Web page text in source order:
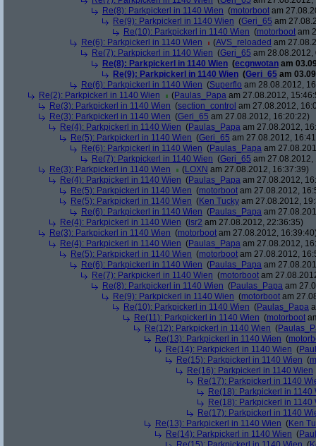
Re(8): Parkpickerl in 1140 Wien (motorboot am
Re(9): Parkpickerl in 1140 Wien (Geri_65 am
Re(10): Parkpickerl in 1140 Wien (motorboot am
Re(6): Parkpickerl in 1140 Wien
(AVS_reloaded am
Re(7): Parkpickerl in 1140 Wien (Geri_65 am 28.08.2012,
Re(8): Parkpickerl in 1140 Wien (ecgnwotan am
Re(9): Parkpickerl in 1140 Wien (Geri_65 am
Re(6): Parkpickerl in 1140 Wien (Superflo am 28.08.2012,
Re(2): Parkpickerl in 1140 Wien
(Paulas_Papa am 27.08.2012,
Re(3): Parkpickerl in 1140 Wien (section_control am 27.08.2012,
Re(3): Parkpickerl in 1140 Wien (Geri_65 am 27.08.2012, 16:20:22)
Re(4): Parkpickerl in 1140 Wien (Paulas_Papa am 27.08.2012,
Re(5): Parkpickerl in 1140 Wien (Geri_65 am 27.08.2012,
Re(6): Parkpickerl in 1140 Wien (Paulas_Papa am
Re(7): Parkpickerl in 1140 Wien (Geri_65 am 27.08.2012,
Re(3): Parkpickerl in 1140 Wien
(LOXN am 27.08.2012, 16:37:39)
Re(4): Parkpickerl in 1140 Wien (Paulas_Papa am 27.08.2012,
Re(5): Parkpickerl in 1140 Wien (motorboot am 27.08.2012,
Re(5): Parkpickerl in 1140 Wien (Ken Tucky am 27.08.2012,
Re(6): Parkpickerl in 1140 Wien (Paulas_Papa am
Re(4): Parkpickerl in 1140 Wien ( lsr2 am 27.08.2012, 22:36:35)
Re(3): Parkpickerl in 1140 Wien (motorboot am 27.08.2012,
Re(4): Parkpickerl in 1140 Wien (Paulas_Papa am 27.08.2012,
Re(5): Parkpickerl in 1140 Wien (motorboot am 27.08.2012,
Re(6): Parkpickerl in 1140 Wien (Paulas_Papa am
Re(7): Parkpickerl in 1140 Wien (motorboot am
Re(8): Parkpickerl in 1140 Wien (Paulas_Papa am
Re(9): Parkpickerl in 1140 Wien (motorboot am
Re(10): Parkpickerl in 1140 Wien (Paulas_Papa
Re(11): Parkpickerl in 1140 Wien (motorboot
Re(12): Parkpickerl in 1140 Wien (
Re(13): Parkpickerl in 1140 Wien (
Re(14): Parkpickerl in 1140 Wien (
Re(15): Parkpickerl in 1140 Wien (
Re(16): Parkpickerl in 1140 Wien
Re(17): Parkpickerl in 1140
Re(18): Parkpickerl in 1140
Re(18): Parkpickerl in 1140
Re(17): Parkpickerl in 1140
Re(13): Parkpickerl in 1140 Wien (Ken
Re(14): Parkpickerl in 1140 Wien (